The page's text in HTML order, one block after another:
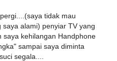
tidak mau
alami) penyiar TV yang
saya kehilangan Handphone
sampai saya diminta
segala....